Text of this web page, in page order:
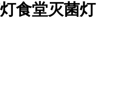
食堂灭菌灯